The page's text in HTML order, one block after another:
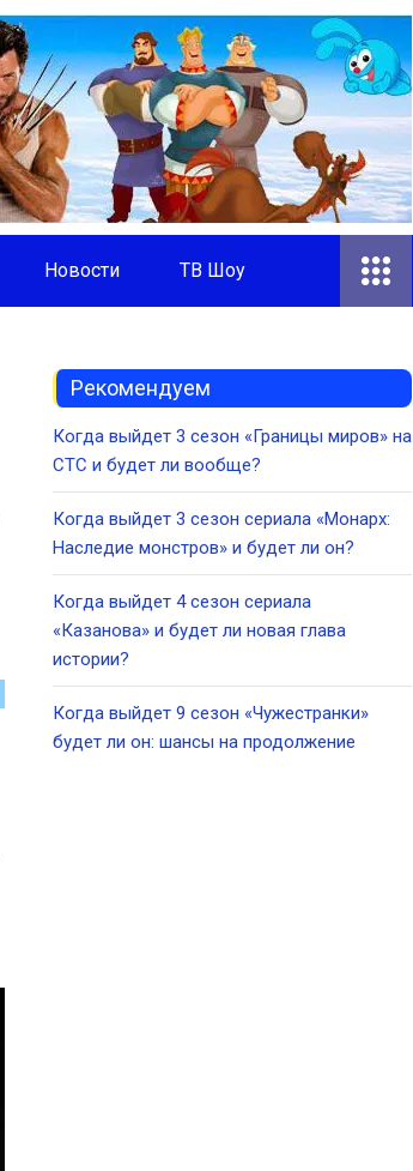
Новости ТВ Шоу
Рекомендуем
Когда выйдет 3 сезон «Границы миров» на
СТС и будет ли вообще?
Когда выйдет 3 сезон сериала «Монарх:
Наследие монстров» и будет ли он?
Когда выйдет 4 сезон сериала
«Казанова» и будет ли новая глава
истории?
Когда выйдет 9 сезон «Чужестранки»
будет ли он: шансы на продолжение